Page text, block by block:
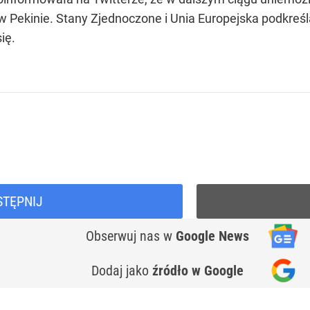
Pekinie. Stany Zjednoczone i Unia Europejska
Obserwuj nas w Google News
Dodaj jako źródło w Google